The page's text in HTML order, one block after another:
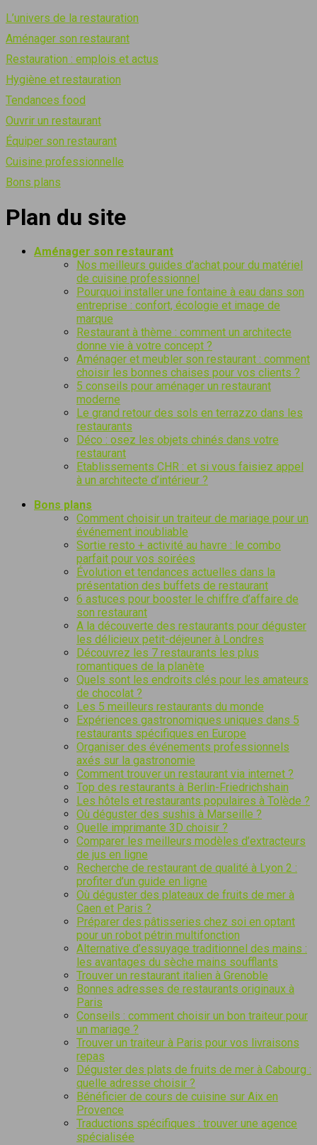
L’univers de la restauration
Aménager son restaurant
Restauration : emplois et actus
Hygiène et restauration
Tendances food
Ouvrir un restaurant
Équiper son restaurant
Cuisine professionnelle
Bons plans
Plan du site
Aménager son restaurant
Nos meilleurs guides d’achat pour du matériel
de cuisine professionnel
Pourquoi installer une fontaine à eau dans son
entreprise : confort, écologie et image de
marque
Restaurant à thème : comment un architecte
donne vie à votre concept ?
Aménager et meubler son restaurant : comment
choisir les bonnes chaises pour vos clients ?
5 conseils pour aménager un restaurant
moderne
Le grand retour des sols en terrazzo dans les
restaurants
Déco : osez les objets chinés dans votre
restaurant
Etablissements CHR : et si vous faisiez appel
à un architecte d’intérieur ?
Bons plans
Comment choisir un traiteur de mariage pour un
événement inoubliable
Sortie resto + activité au havre : le combo
parfait pour vos soirées
Évolution et tendances actuelles dans la
présentation des buffets de restaurant
6 astuces pour booster le chiffre d’affaire de
son restaurant
A la découverte des restaurants pour déguster
les délicieux petit-déjeuner à Londres
Découvrez les 7 restaurants les plus
romantiques de la planète
Quels sont les endroits clés pour les amateurs
de chocolat ?
Les 5 meilleurs restaurants du monde
Expériences gastronomiques uniques dans 5
restaurants spécifiques en Europe
Organiser des événements professionnels
axés sur la gastronomie
Comment trouver un restaurant via internet ?
Top des restaurants à Berlin-Friedrichshain
Les hôtels et restaurants populaires à Tolède ?
Où déguster des sushis à Marseille ?
Quelle imprimante 3D choisir ?
Comparer les meilleurs modèles d’extracteurs
de jus en ligne
Recherche de restaurant de qualité à Lyon 2 :
profiter d’un guide en ligne
Où déguster des plateaux de fruits de mer à
Caen et Paris ?
Préparer des pâtisseries chez soi en optant
pour un robot pétrin multifonction
Alternative d’essuyage traditionnel des mains :
les avantages du sèche mains soufflants
Trouver un restaurant italien à Grenoble
Bonnes adresses de restaurants originaux à
Paris
Conseils : comment choisir un bon traiteur pour
un mariage ?
Trouver un traiteur à Paris pour vos livraisons
repas
Déguster des plats de fruits de mer à Cabourg :
quelle adresse choisir ?
Bénéficier de cours de cuisine sur Aix en
Provence
Traductions spécifiques : trouver une agence
spécialisée